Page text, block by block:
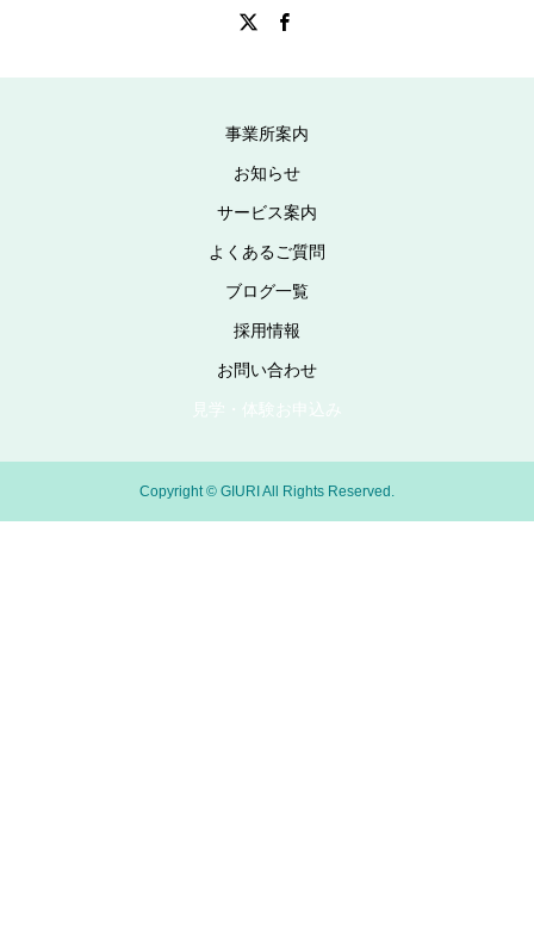
事業所案内
お知らせ
サービス案内
よくあるご質問
ブログ一覧
採用情報
お問い合わせ
見学・体験お申込み
Copyright © GIURI All Rights Reserved.